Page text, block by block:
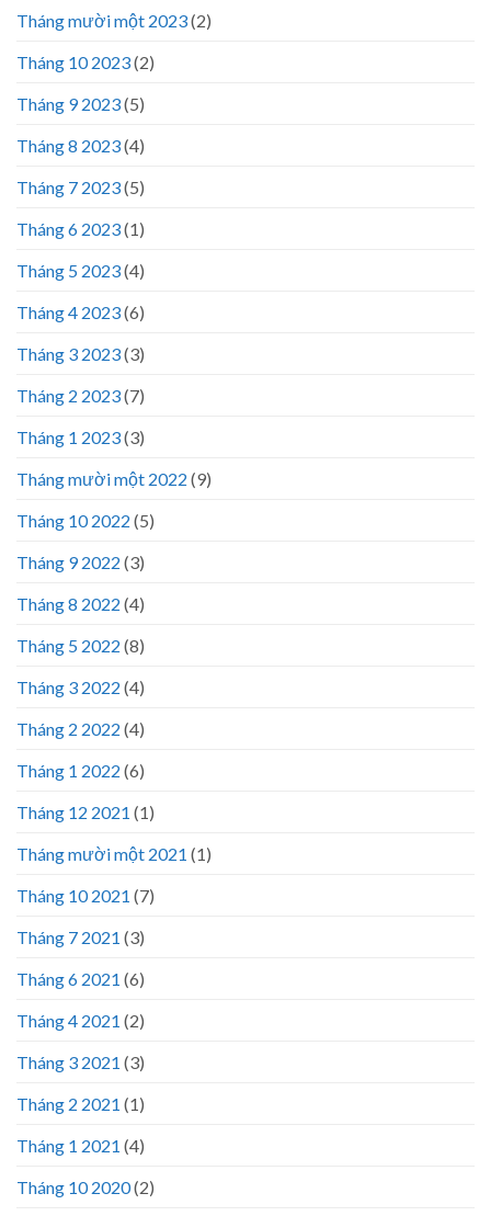
Tháng mười một 2023(2)
Tháng 10 2023(2)
Tháng 9 2023(5)
Tháng 8 2023(4)
Tháng 7 2023(5)
Tháng 6 2023(1)
Tháng 5 2023(4)
Tháng 4 2023(6)
Tháng 3 2023(3)
Tháng 2 2023(7)
Tháng 1 2023(3)
Tháng mười một 2022 (9)
Tháng 10 2022 (5)
Tháng 9 2022 (3)
Tháng 8 2022 (4)
Tháng 5 2022 (8)
Tháng 3 2022 (4)
Tháng 2 2022 (4)
Tháng 1 2022 (6)
Tháng 12 2021 (1)
Tháng mười một 2021 (1)
Tháng 10 2021 (7)
Tháng 7 2021 (3)
Tháng 6 2021 (6)
Tháng 4 2021 (2)
Tháng 3 2021 (3)
Tháng 2 2021 (1)
Tháng 1 2021 (4)
Tháng 10 2020(2)